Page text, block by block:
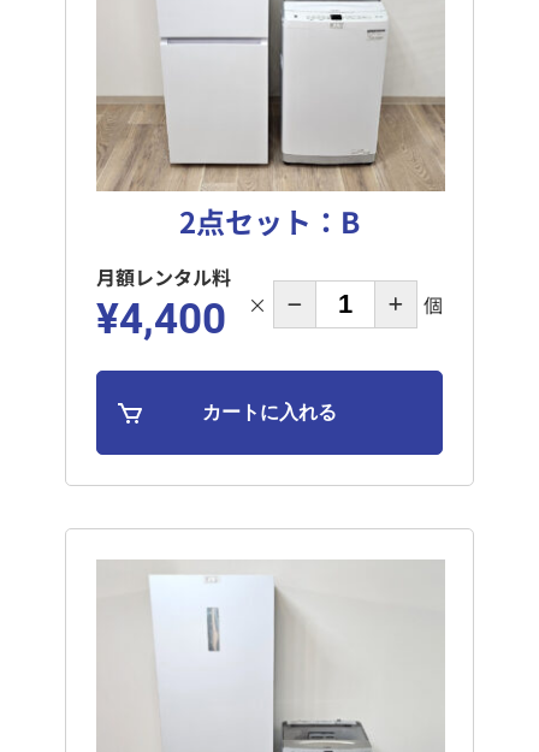
2点セット：B
月額レンタル料
¥4,400 × 個